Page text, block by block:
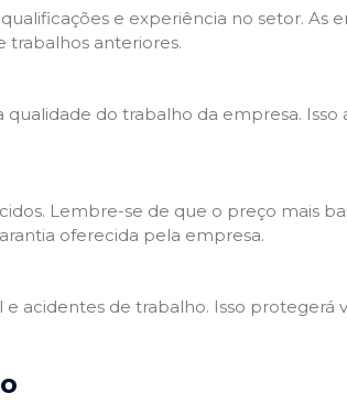
e experiência no setor. As
trabalhos anteriores.
do trabalho da empresa. Isso
Lembre-se de que o preço mais
oferecida pela empresa.
acidentes de trabalho. Isso protegerá